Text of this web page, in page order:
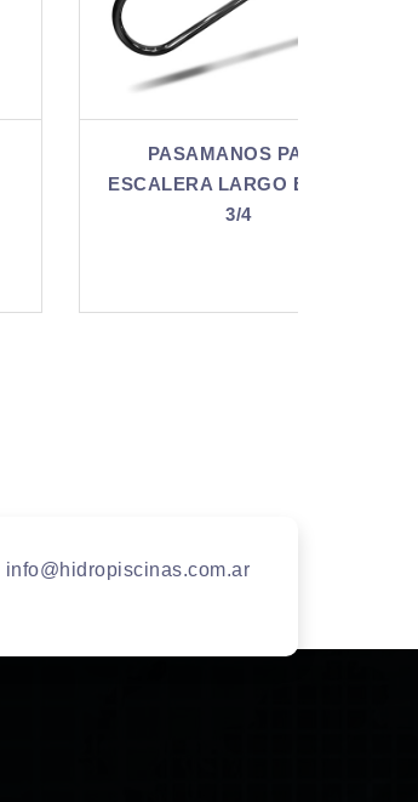
PASAMANOS PARA
ESCALERA LARGO EXT. Ø 1
info@hidropiscinas.com.ar